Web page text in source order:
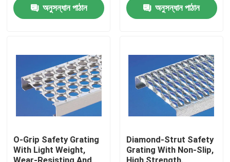
বাড়ি
আমাদের সম্বন্ধে
অনুসন্ধান পাঠান
অনুসন্ধান পাঠান
O-Grip Safety Grating
With Light Weight,
Diamond-Strut Safety
Grating With Non-Slip,